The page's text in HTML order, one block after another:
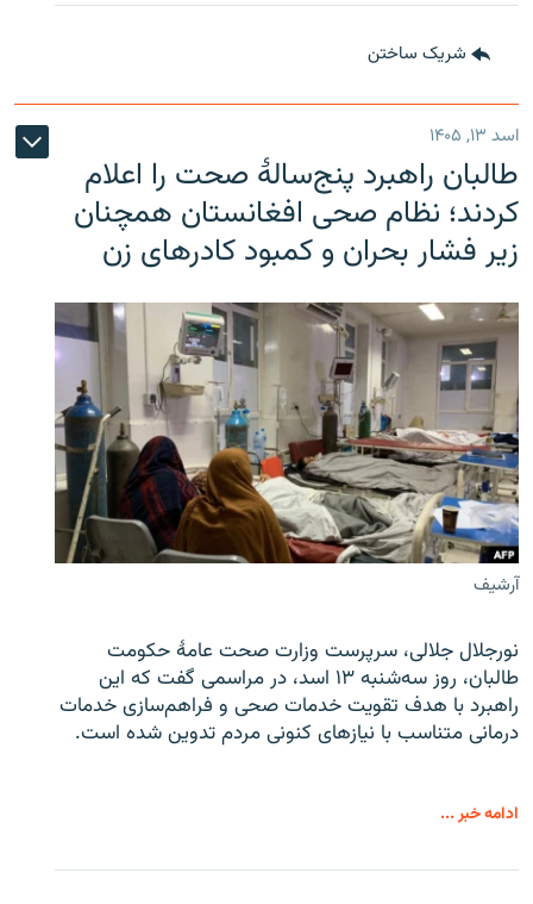
شریک ساختن
اسد ۱۳, ۱۴۰۵
طالبان راهبرد پنج‌سالۀ صحت را اعلام
کردند؛ نظام صحی افغانستان همچنان
زیر فشار بحران و کمبود کادرهای زن
آرشیف
نورجلال جلالی، سرپرست وزارت صحت عامۀ حکومت
طالبان، روز سه‌شنبه ۱۳ اسد، در مراسمی گفت که این
راهبرد با هدف تقویت خدمات صحی و فراهم‌سازی خدمات
درمانی متناسب با نیازهای کنونی مردم تدوین شده است.
ادامه خبر ...